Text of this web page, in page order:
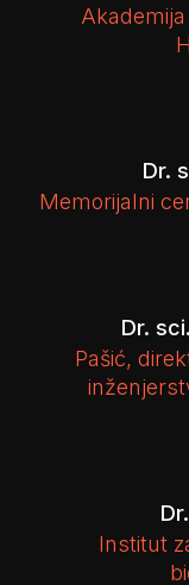
Dr.
Memorijalni
Dr.
Pašić,
Institut